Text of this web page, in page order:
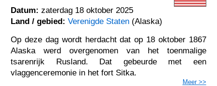
Datum: zaterdag 18 oktober 2025
Land / gebied: Verenigde Staten (Alaska)
Op deze dag wordt herdacht dat op 18 oktober 1867
Alaska werd overgenomen van het toenmalige
tsarenrijk Rusland. Dat gebeurde met een
vlaggenceremonie in het fort Sitka.
Meer >>